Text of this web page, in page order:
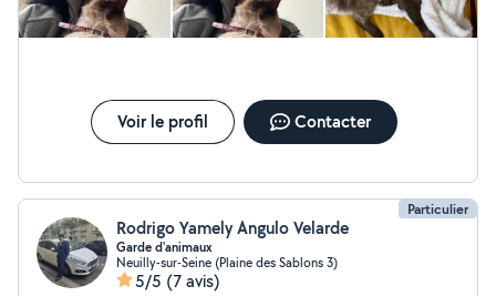
Voir le profil Contacter
Particulier
Rodrigo Yamely Angulo Velarde
Garde d'animaux
Neuilly-sur-Seine (Plaine des Sablons 3)
5/5 (7 avis)